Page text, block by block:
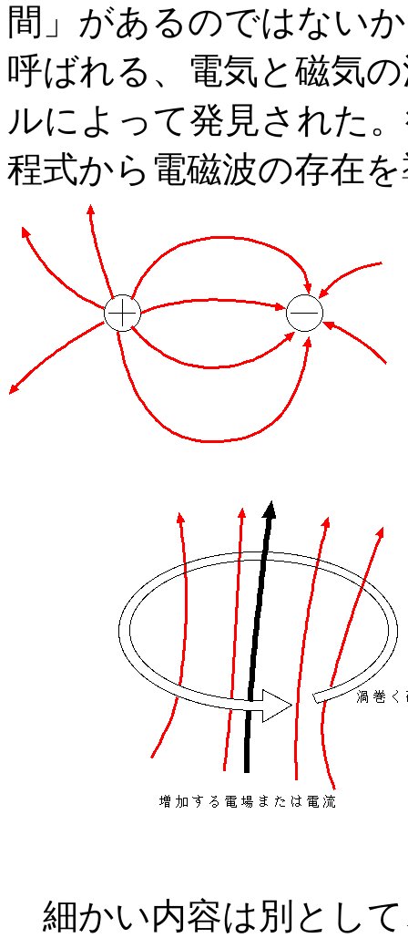
間」があるのではない
呼ばれる、電気と磁気
ルによって発見された
程式から電磁波の存在
細かい内容は別とし